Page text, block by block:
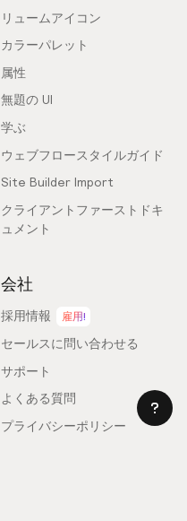
リュームアイコン
カラーパレット
属性
無題の UI
学ぶ
ウェブフロースタイルガイド
Site Builder Import
クライアントファーストドキ
ュメント
会社
採用情報 雇用!
セールスに問い合わせる
サポート
よくある質問
プライバシーポリシー